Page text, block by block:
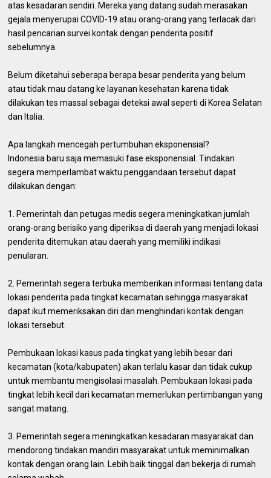
atas kesadaran sendiri. Mereka yang datang sudah merasakan
gejala menyerupai COVID-19 atau orang-orang yang terlacak dari
hasil pencarian survei kontak dengan penderita positif
sebelumnya.
Belum diketahui seberapa berapa besar penderita yang belum
atau tidak mau datang ke layanan kesehatan karena tidak
dilakukan tes massal sebagai deteksi awal seperti di Korea Selatan
dan Italia.
Apa langkah mencegah pertumbuhan eksponensial?
Indonesia baru saja memasuki fase eksponensial. Tindakan
segera memperlambat waktu penggandaan tersebut dapat
dilakukan dengan:
1. Pemerintah dan petugas medis segera meningkatkan jumlah
orang-orang berisiko yang diperiksa di daerah yang menjadi lokasi
penderita ditemukan atau daerah yang memiliki indikasi
penularan.
2. Pemerintah segera terbuka memberikan informasi tentang data
lokasi penderita pada tingkat kecamatan sehingga masyarakat
dapat ikut memeriksakan diri dan menghindari kontak dengan
lokasi tersebut.
Pembukaan lokasi kasus pada tingkat yang lebih besar dari
kecamatan (kota/kabupaten) akan terlalu kasar dan tidak cukup
untuk membantu mengisolasi masalah. Pembukaan lokasi pada
tingkat lebih kecil dari kecamatan memerlukan pertimbangan yang
sangat matang.
3. Pemerintah segera meningkatkan kesadaran masyarakat dan
mendorong tindakan mandiri masyarakat untuk meminimalkan
kontak dengan orang lain. Lebih baik tinggal dan bekerja di rumah